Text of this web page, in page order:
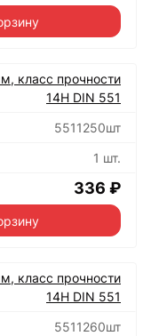
класс прочности
14Н DIN 551
5511250шт
1 шт.
336 ₽
класс прочности
14Н DIN 551
5511260шт